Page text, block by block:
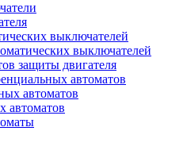
выключателей
выключателей
защиты двигателя
автоматов
автоматов
автоматов